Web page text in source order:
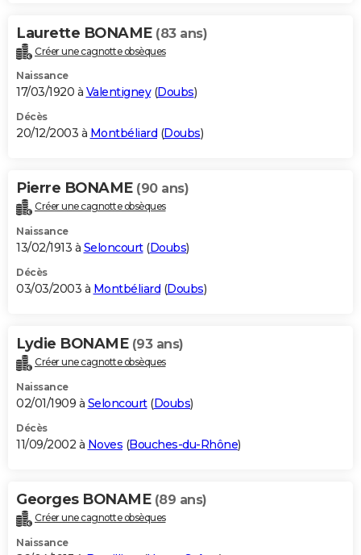
Laurette BONAME (83 ans)
Créer une cagnotte obsèques
Naissance
17/03/1920 à Valentigney(Doubs)
Décès
20/12/2003 à Montbéliard (Doubs)
Pierre BONAME (90 ans)
Créer une cagnotte obsèques
Naissance
13/02/1913 à Seloncourt(Doubs)
Décès
03/03/2003 à Montbéliard (Doubs)
Lydie BONAME (93 ans)
Créer une cagnotte obsèques
Naissance
02/01/1909 à Seloncourt(Doubs)
Décès
11/09/2002 à Noves (Bouches-du-Rhône)
Georges BONAME (89 ans)
Créer une cagnotte obsèques
Naissance